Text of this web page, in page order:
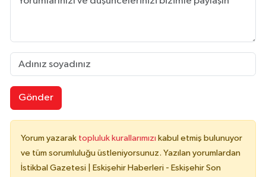
Gönder
Yorum yazarak topluluk kurallarımızı kabul etmiş bulunuyor
ve tüm sorumluluğu üstleniyorsunuz. Yazılan yorumlardan
İstikbal Gazetesi | Eskişehir Haberleri - Eskişehir Son